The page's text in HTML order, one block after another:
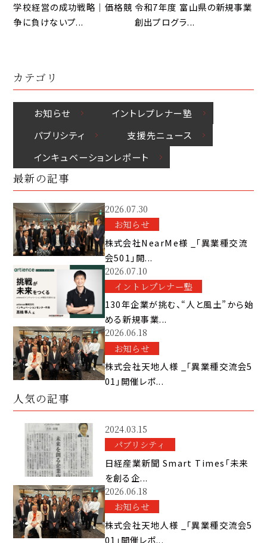
学校経営の成功戦略｜価格競
争に負けないプ...
令和7年度 富山県の新規事業
創出プログラ...
カテゴリ
お知らせ
イントレプレナー塾
パブリシティ
⽀援先ニュース
インキュベーションレポート
最新の記事
2026.07.30
お知らせ
株式会社NearMe様 _「異業種交流
会501」開...
2026.07.10
イントレプレナー塾
130年企業が挑む、“人と風土”から始
める新規事業...
2026.06.18
お知らせ
株式会社天地人様 _「異業種交流会5
01」開催レポ...
人気の記事
2024.03.15
パブリシティ
日経産業新聞 Smart Times「未来
を創る企...
2026.06.18
お知らせ
株式会社天地人様 _「異業種交流会5
01」開催レポ...